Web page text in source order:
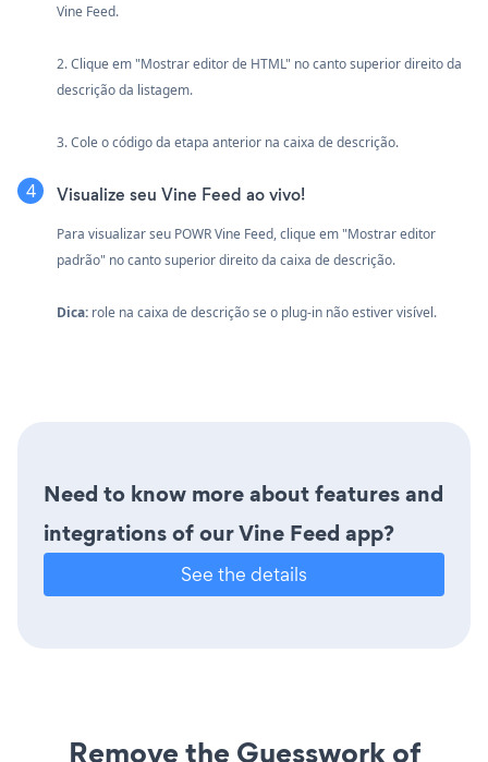
Vine Feed.
2. Clique em "Mostrar editor de HTML" no canto superior direito da
descrição da listagem.
3. Cole o código da etapa anterior na caixa de descrição.
Visualize seu Vine Feed ao vivo!
Para visualizar seu POWR Vine Feed, clique em "Mostrar editor
padrão" no canto superior direito da caixa de descrição.
Dica: role na caixa de descrição se o plug-in não estiver visível.
Need to know more about features and
integrations of our Vine Feed app?
See the details
Remove the Guesswork of